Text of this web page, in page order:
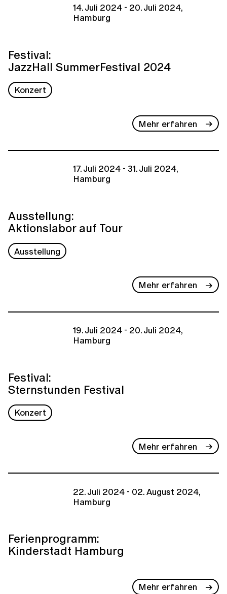
14. Juli 2024 - 20. Juli 2024,
Hamburg
Festival:
JazzHall SummerFestival 2024
Konzert
Mehr erfahren
17. Juli 2024 - 31. Juli 2024,
Hamburg
Ausstellung:
Aktionslabor auf Tour
Ausstellung
Mehr erfahren
19. Juli 2024 - 20. Juli 2024,
Hamburg
Festival:
Sternstunden Festival
Konzert
Mehr erfahren
22. Juli 2024 - 02. August 2024,
Hamburg
Ferienprogramm:
Kinderstadt Hamburg
Mehr erfahren